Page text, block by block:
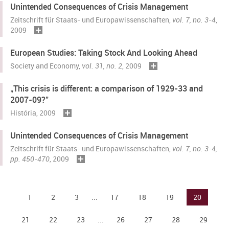
Unintended Consequences of Crisis Management
Zeitschrift für Staats- und Europawissenschaften, vol. 7, no. 3-4
2009
European Studies: Taking Stock And Looking Ahead
Society and Economy, vol. 31, no. 2 , 2009
„This crisis is different: a comparison of 1929-33 and
2007-09?"
História, 2009
Unintended Consequences of Crisis Management
Zeitschrift für Staats- und Europawissenschaften, vol. 7, no. 3-4,
pp. 450-470 , 2009
1 2 3 17 18 19 20
21 22 23 26 27 28 29